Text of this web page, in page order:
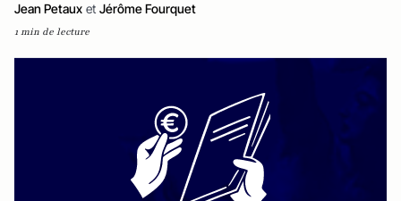
Jean Petaux et Jérôme Fourquet
1 min de lecture